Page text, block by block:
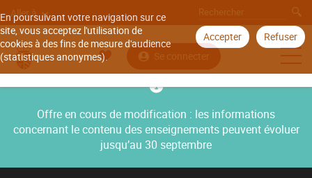
En poursuivant votre navigation sur ce
site, vous acceptez l'utilisation de
cookies à des fins de mesure d'audience
(statistiques anonymes).
Accepter Refuser
Aller à
Se connecter
Offre en cours de modification : les informations
concernant le contenu des enseignements peuvent évoluer
jusqu’au 30 septembre